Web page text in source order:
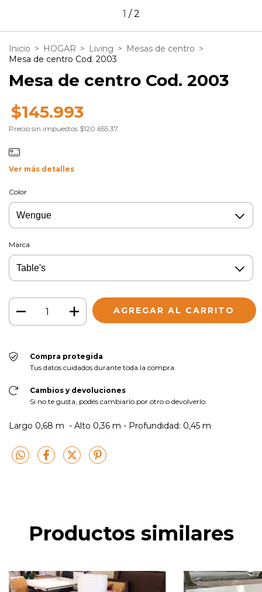
1 /2
Inicio > HOGAR > Living > Mesas de centro >
Mesa de centro Cod. 2003
Mesa de centro Cod. 2003
$145.993
Precio sin impuestos $120.655,37
Ver más detalles
Color
Marca
Compra protegida
Tus datos cuidados durante toda la compra.
Cambios y devoluciones
Si no te gusta, podés cambiarlo por otro o devolverlo.
Largo 0,68 m - Alto 0,36 m - Profundidad: 0,45 m
Productos similares